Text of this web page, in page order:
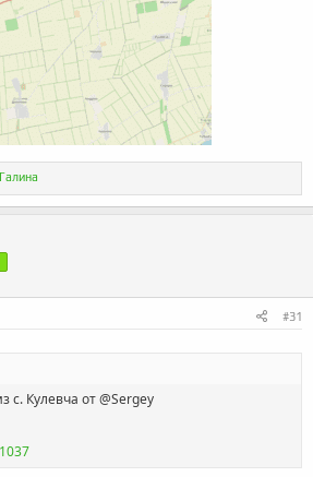
Галина
#31
с. Кулевча от@Sergey